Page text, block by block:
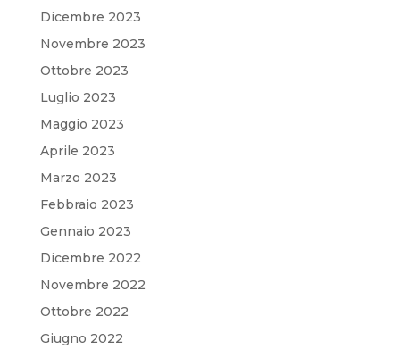
Dicembre 2023
Novembre 2023
Ottobre 2023
Luglio 2023
Maggio 2023
Aprile 2023
Marzo 2023
Febbraio 2023
Gennaio 2023
Dicembre 2022
Novembre 2022
Ottobre 2022
Giugno 2022